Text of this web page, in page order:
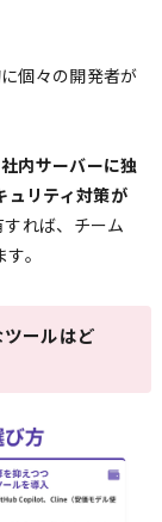
個々の開発者が
内サーバーに独
ュリティ対策が
れば、チーム
。
ールはど